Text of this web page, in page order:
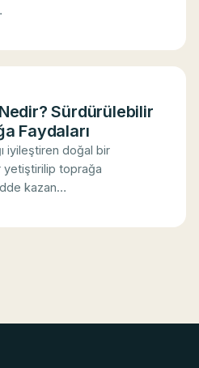
Sürdürülebilir
Faydaları
iyileştiren doğal bir
yetiştirilip toprağa
kazan…
hatırlayarak